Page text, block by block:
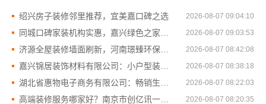
绍兴房子装修邻里推荐，宜美嘉口碑之选 2026-08-07 09:04:10
2026-08-07 09:03:53
2026-08-07 08:42:08
2026-08-07 08:38:18
2026-08-07 08:22:03
2026-08-07 08:20:35